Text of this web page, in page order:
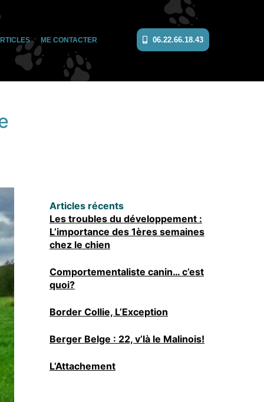
ME CONTACTER 06.22.66.18.43
Articles récents
Les troubles du développement :
L’importance des 1ères semaines
chez le chien
Comportementaliste canin… c’est
quoi?
Border Collie, L’Exception
Berger Belge : 22, v’là le Malinois!
L’Attachement